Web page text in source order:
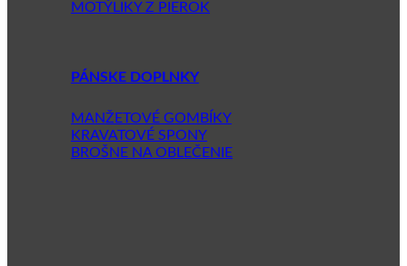
MOTÝLIKY Z PIEROK
PÁNSKE DOPLNKY
MANŽETOVÉ GOMBÍKY
KRAVATOVÉ SPONY
BROŠNE NA OBLEČENIE